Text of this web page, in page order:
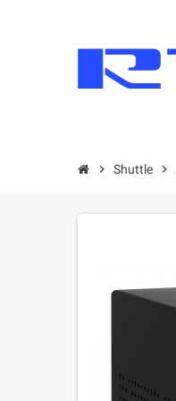
chevron_right Shuttle chevron_right